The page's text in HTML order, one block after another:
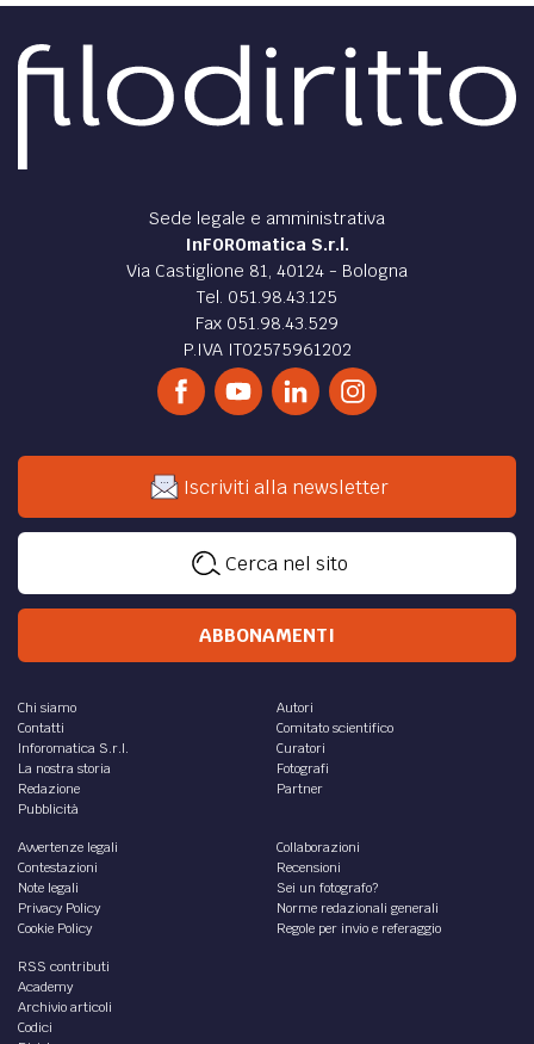
Sede legale e amministrativa
InFOROmatica S.r.l.
Via Castiglione 81, 40124 - Bologna
Tel. 051.98.43.125
Fax 051.98.43.529
P.IVA IT02575961202
Iscriviti alla newsletter
Cerca nel sito
ABBONAMENTI
Chi siamo
Contatti
Inforomatica S.r.l.
La nostra storia
Redazione
Pubblicità
Autori
Comitato scientifico
Curatori
Fotografi
Partner
Avvertenze legali
Contestazioni
Note legali
Privacy Policy
Cookie Policy
Collaborazioni
Recensioni
Sei un fotografo?
Norme redazionali generali
Regole per invio e referaggio
RSS contributi
Academy
Archivio articoli
Codici